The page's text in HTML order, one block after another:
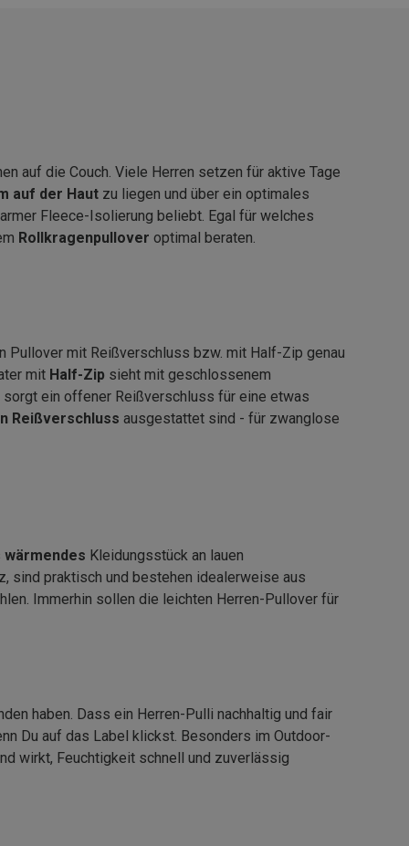
auf die Couch. Viele Herren setzen für aktive Tage
auf der Haut zu liegen und über ein optimales
Fleece-Isolierung beliebt. Egal für welches
Rollkragenpullover optimal beraten.
Pullover mit Reißverschluss bzw. mit Half-Zip genau
mit Half-Zip sieht mit geschlossenem
sorgt ein offener Reißverschluss für eine etwas
Reißverschluss ausgestattet sind - für zwanglose
wärmendes Kleidungsstück an lauen
sind praktisch und bestehen idealerweise aus
Immerhin sollen die leichten Herren-Pullover für
haben. Dass ein Herren-Pulli nachhaltig und fair
Du auf das Label klickst. Besonders im Outdoor-
wirkt, Feuchtigkeit schnell und zuverlässig